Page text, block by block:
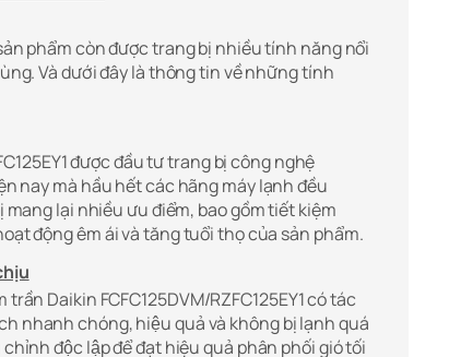
phẩm còn được trang bị nhiều tính năng nổi
Và dưới đây là thông tin về những tính
được đầu tư trang bị công nghệ
nay mà hầu hết các hãng máy lạnh đều
lại nhiều ưu điểm, bao gồm tiết kiệm
động êm ái và tăng tuổi thọ của sản phẩm.
Daikin FCFC125DVM/RZFC125EY1 có tác
nhanh chóng, hiệu quả và không bị lạnh quá
độc lập để đạt hiệu quả phân phối gió tối